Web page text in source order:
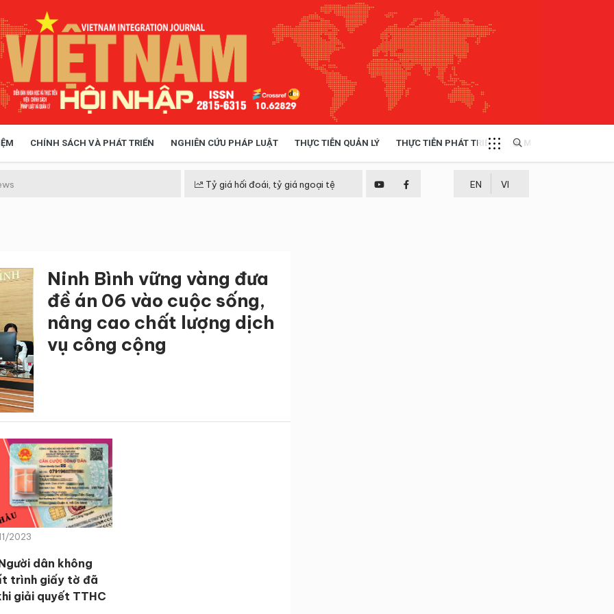
CHÍNH SÁCH VÀ PHÁT TRIỂN NGHIÊN CỨU PHÁP LUẬT THỰC TIỄN QUẢN LÝ THỰC TIỄN PHÁT TRIỂN MULTIMEDIA
Tỷ giá hối đoái, tỷ giá ngoại tệ EN VI
Ninh Bình vững vàng đưa
đề án 06 vào cuộc sống,
nâng cao chất lượng dịch
vụ công cộng
2023
dân không
trình giấy tờ đã
giải quyết TTHC